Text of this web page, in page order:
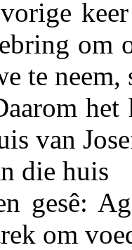
om
te neem,
het
van
die huis
gesê:
om